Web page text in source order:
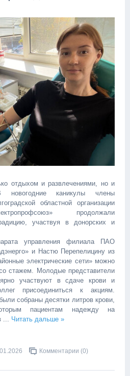
отдыхом и развлечениями, но и
каникулы члены
областной организации
продолжали
участвуя в донорских и
управления филиала ПАО
и Настю Перепелицину из
электрические сети» можно
стажем. Молодые представители
участвуют в сдаче крови и
присоединиться к акциям.
собраны десятки литров крови,
пациентам надежду на
... Читать дальше »
Комментарии (0)